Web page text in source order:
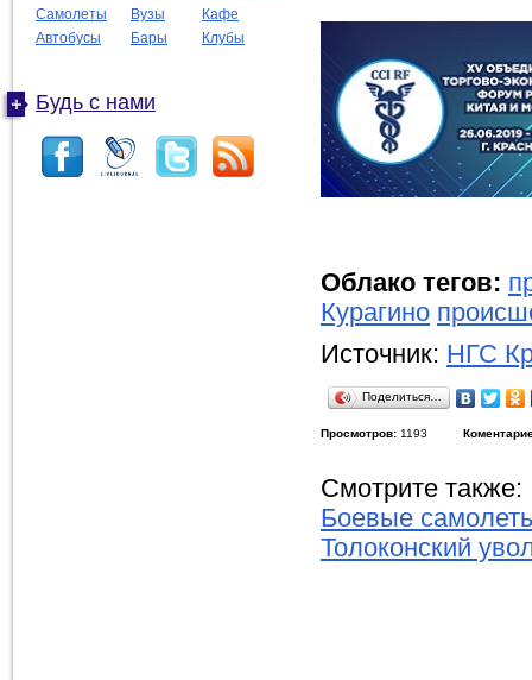
Самолеты
Вузы
Кафе
Автобусы
Бары Клубы
Будь с нами
Облако тегов:
Курагино
Источник: НГС
Поделиться…
Просмотров: 1193
Смотрите также:
Боевые
Толоконский